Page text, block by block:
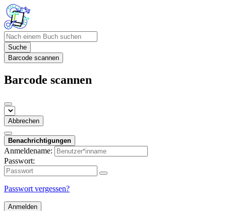
Suche
Barcode scannen
Barcode scannen
Abbrechen
Benachrichtigungen
Anmeldename:
Passwort:
Passwort vergessen?
Anmelden